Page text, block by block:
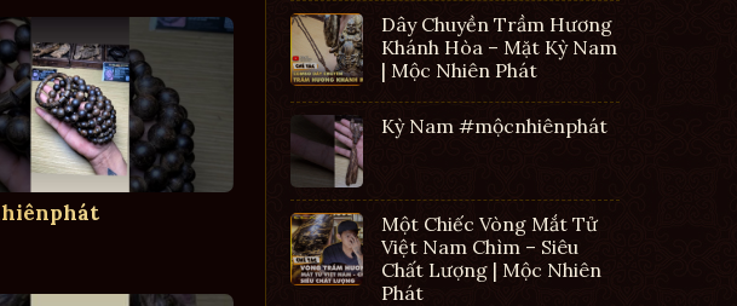
Dây Chuyền Trầm Hương
Khánh Hòa – Mặt Kỳ Nam
| Mộc Nhiên Phát
Kỳ Nam #mộcnhiênphát
Một Chiếc Vòng Mắt Tử
Việt Nam Chìm – Siêu
Chất Lượng | Mộc Nhiên
Phát